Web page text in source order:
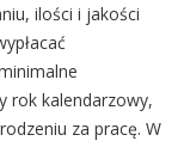
ilości i jakości
rok kalendarzowy,
za pracę. W